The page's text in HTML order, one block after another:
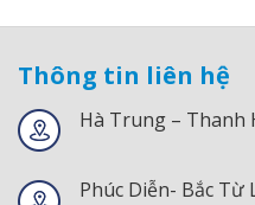
Thông tin liên hệ
Hà Trung – Thanh
Phúc Diễn- Bắc Từ